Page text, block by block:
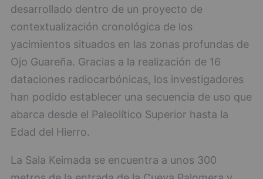
desarrollado dentro de un proyecto de
contextualización cronológica de los
yacimientos situados en las zonas profundas de
Ojo Guareña. Gracias a la realización de 16
dataciones radiocarbónicas, los investigadores
han podido establecer una secuencia de uso que
abarca desde el Paleolítico Superior hasta la
Edad del Hierro.
La Sala Keimada se encuentra a unos 300